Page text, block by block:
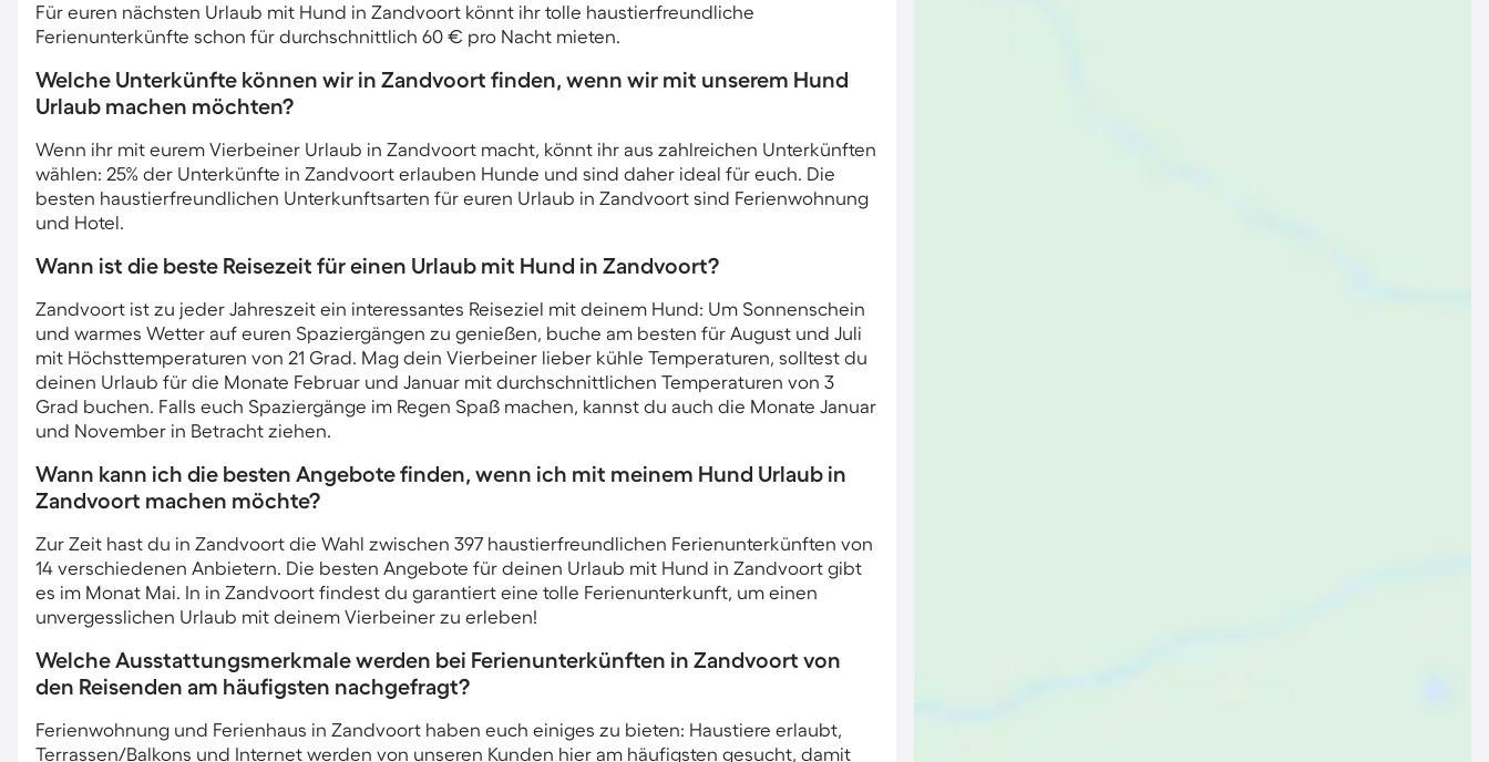
Für euren nächsten Urlaub mit Hund in Zandvoort könnt ihr tolle haustierfreundliche
Ferienunterkünfte schon für durchschnittlich 60 € pro Nacht mieten.
Welche Unterkünfte können wir in Zandvoort finden, wenn wir mit unserem Hund
Urlaub machen möchten?
Wenn ihr mit eurem Vierbeiner Urlaub in Zandvoort macht, könnt ihr aus zahlreichen Unterkünften
wählen: 25% der Unterkünfte in Zandvoort erlauben Hunde und sind daher ideal für euch. Die
besten haustierfreundlichen Unterkunftsarten für euren Urlaub in Zandvoort sind Ferienwohnung
und Hotel.
Wann ist die beste Reisezeit für einen Urlaub mit Hund in Zandvoort?
Zandvoort ist zu jeder Jahreszeit ein interessantes Reiseziel mit deinem Hund: Um Sonnenschein
und warmes Wetter auf euren Spaziergängen zu genießen, buche am besten für August und Juli
mit Höchsttemperaturen von 21 Grad. Mag dein Vierbeiner lieber kühle Temperaturen, solltest du
deinen Urlaub für die Monate Februar und Januar mit durchschnittlichen Temperaturen von 3
Grad buchen. Falls euch Spaziergänge im Regen Spaß machen, kannst du auch die Monate Januar
und November in Betracht ziehen.
Wann kann ich die besten Angebote finden, wenn ich mit meinem Hund Urlaub in
Zandvoort machen möchte?
Zur Zeit hast du in Zandvoort die Wahl zwischen 397 haustierfreundlichen Ferienunterkünften von
14 verschiedenen Anbietern. Die besten Angebote für deinen Urlaub mit Hund in Zandvoort gibt
es im Monat Mai. In in Zandvoort findest du garantiert eine tolle Ferienunterkunft, um einen
unvergesslichen Urlaub mit deinem Vierbeiner zu erleben!
Welche Ausstattungsmerkmale werden bei Ferienunterkünften in Zandvoort von
den Reisenden am häufigsten nachgefragt?
Ferienwohnung und Ferienhaus in Zandvoort haben euch einiges zu bieten: Haustiere erlaubt,
Terrassen/Balkons und Internet werden von unseren Kunden hier am häufigsten gesucht, damit